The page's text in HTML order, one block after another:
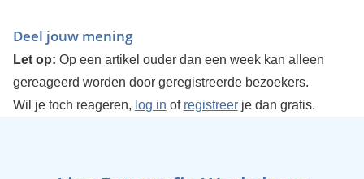
Deel jouw mening
Let op: Op een artikel ouder dan een week kan alleen
gereageerd worden door geregistreerde bezoekers.
Wil je toch reageren, log in of registreerje dan gratis.